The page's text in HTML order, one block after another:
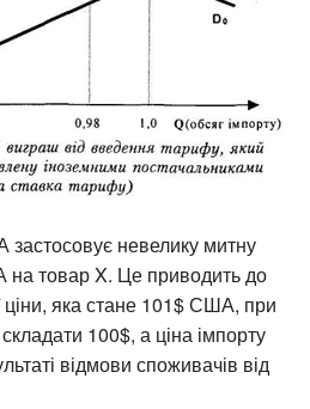
невелику митну
товар X. Це приводить до
ціни, яка стане 101$ США, при
100$, а ціна імпорту
відмови споживачів від